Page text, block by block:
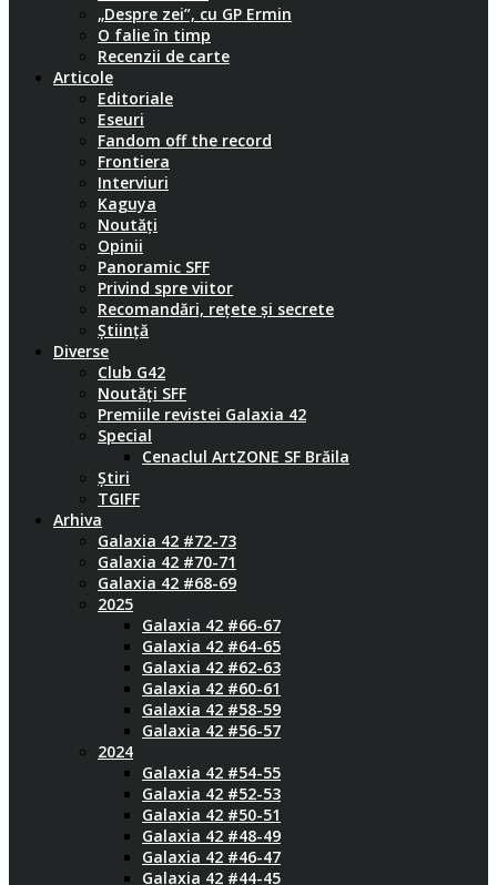
„Despre zei”, cu GP Ermin
O falie în timp
Recenzii de carte
Articole
Editoriale
Eseuri
Fandom off the record
Frontiera
Interviuri
Kaguya
Noutăți
Opinii
Panoramic SFF
Privind spre viitor
Recomandări, rețete și secrete
Știință
Diverse
Club G42
Noutăți SFF
Premiile revistei Galaxia 42
Special
Cenaclul ArtZONE SF Brăila
Știri
TGIFF
Arhiva
Galaxia 42 #72-73
Galaxia 42 #70-71
Galaxia 42 #68-69
2025
Galaxia 42 #66-67
Galaxia 42 #64-65
Galaxia 42 #62-63
Galaxia 42 #60-61
Galaxia 42 #58-59
Galaxia 42 #56-57
2024
Galaxia 42 #54-55
Galaxia 42 #52-53
Galaxia 42 #50-51
Galaxia 42 #48-49
Galaxia 42 #46-47
Galaxia 42 #44-45